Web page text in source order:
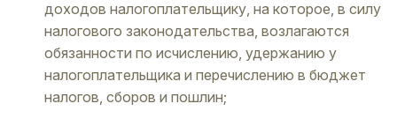
доходов налогоплательщику, на которое, в силу
налогового законодательства, возлагаются
обязанности по исчислению, удержанию у
налогоплательщика и перечислению в бюджет
налогов, сборов и пошлин;